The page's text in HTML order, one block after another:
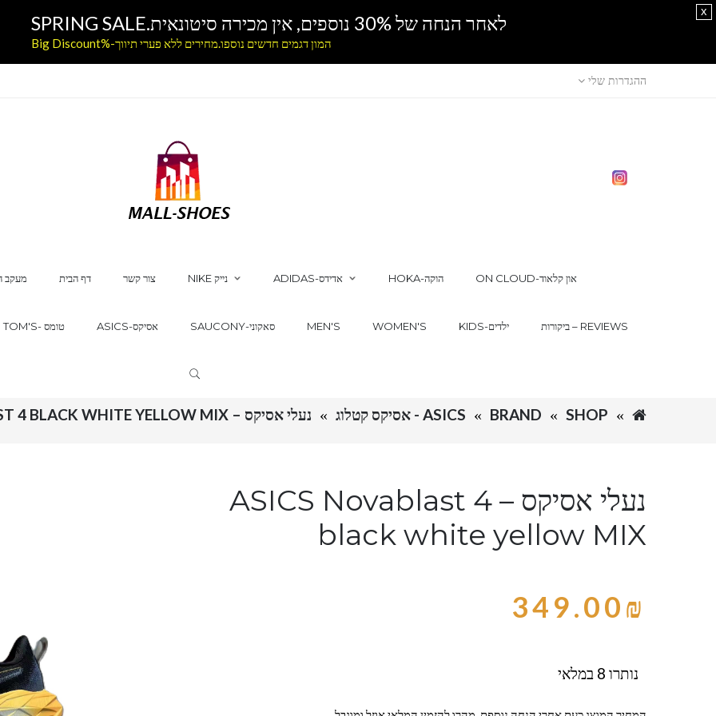
ההגדרות שלי
מעקב דף הבית צור קשר NIKE נייק ADIDAS-אדידס HOKA-הוקה ON CLOUD-און קלאוד
TOM'S- טומס ASICS-אסיקס SAUCONY-סאקוני MEN'S WOMEN'S KIDS-ילדים ביקורות – REVIEWS
SHOP
BRAND ASICS - אסיקס קטלוג נעלי אסיקס – ASICS NOVABLAST 4 BLACK WHITE YELLOW MIX
נעלי אסיקס – ASICS Novablast 4
black white yellow MIX
349.00₪
נותרו 8 במלאי
לאחר הנחה של 30% נוספים, אין מכירה סיטונאית.SPRING SALE
המון דגמים חדשים נוספו.מחירים ללא פערי תיווך-%Big Discount
x